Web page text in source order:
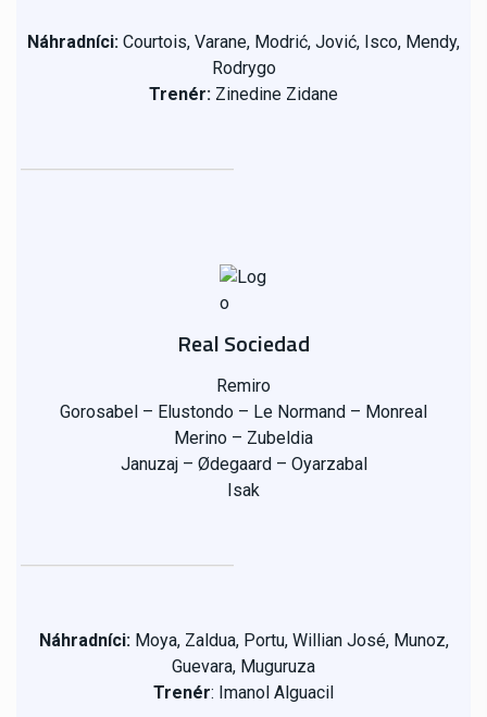
Náhradníci: Courtois, Varane, Modrić, Jović, Isco, Mendy,
Rodrygo
Trenér: Zinedine Zidane
Real Sociedad
Remiro
Gorosabel – Elustondo – Le Normand – Monreal
Merino – Zubeldia
Januzaj – Ødegaard – Oyarzabal
Isak
Náhradníci: Moya, Zaldua, Portu, Willian José, Munoz,
Guevara, Muguruza
Trenér: Imanol Alguacil